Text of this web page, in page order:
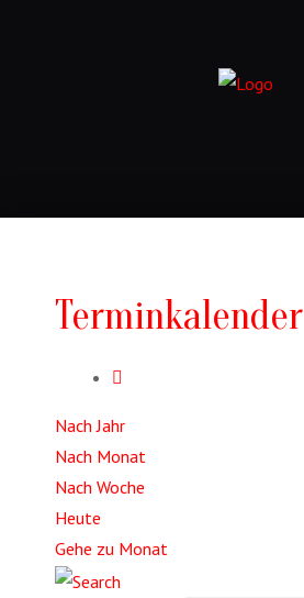
Terminkalender
Nach Jahr
Nach Monat
Nach Woche
Heute
Gehe zu Monat